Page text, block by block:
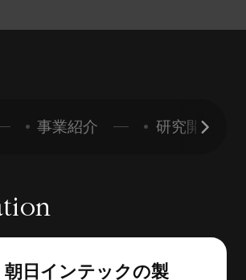
事業紹介 研究開発
朝日インテックの製